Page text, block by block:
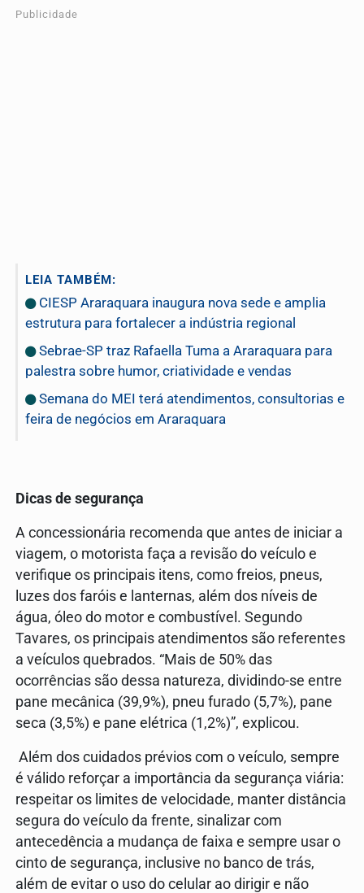
Publicidade
LEIA TAMBÉM:
CIESP Araraquara inaugura nova sede e amplia
estrutura para fortalecer a indústria regional
Sebrae-SP traz Rafaella Tuma a Araraquara para
palestra sobre humor, criatividade e vendas
Semana do MEI terá atendimentos, consultorias e
feira de negócios em Araraquara
Dicas de segurança
A concessionária recomenda que antes de iniciar a
viagem, o motorista faça a revisão do veículo e
verifique os principais itens, como freios, pneus,
luzes dos faróis e lanternas, além dos níveis de
água, óleo do motor e combustível. Segundo
Tavares, os principais atendimentos são referentes
a veículos quebrados. “Mais de 50% das
ocorrências são dessa natureza, dividindo-se entre
pane mecânica (39,9%), pneu furado (5,7%), pane
seca (3,5%) e pane elétrica (1,2%)”, explicou.
Além dos cuidados prévios com o veículo, sempre
é válido reforçar a importância da segurança viária:
respeitar os limites de velocidade, manter distância
segura do veículo da frente, sinalizar com
antecedência a mudança de faixa e sempre usar o
cinto de segurança, inclusive no banco de trás,
além de evitar o uso do celular ao dirigir e não